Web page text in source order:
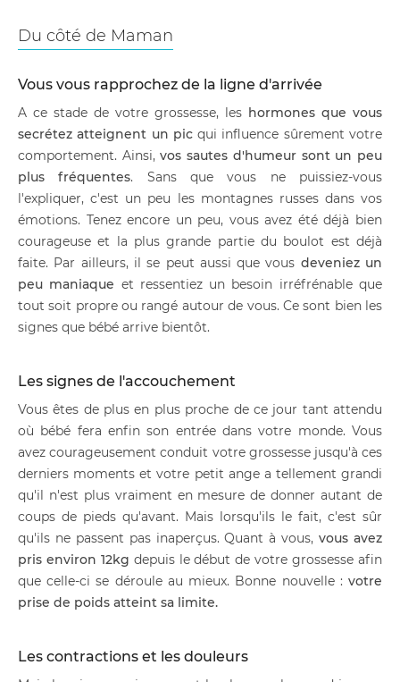
Du côté de Maman
Vous vous rapprochez de la ligne d'arrivée
A ce stade de votre grossesse, les hormones que vous
secrétez atteignent un picqui influence sûrement votre
comportement. Ainsi,vos sautes d'humeur sont un peu
plus fréquentes. Sans que vous ne puissiez-vous
l'expliquer, c'est un peu les montagnes russes dans vos
émotions. Tenez encore un peu, vous avez été déjà bien
courageuse et la plus grande partie du boulot est déjà
faite. Par ailleurs, il se peut aussi que vous deveniez un
peu maniaque et ressentiez un besoin irréfrénable que
tout soit propre ou rangé autour de vous. Ce sont bien les
signes que bébé arrive bientôt.
Les signes de l'accouchement
Vous êtes de plus en plus proche de ce jour tant attendu
où bébé fera enfin son entrée dans votre monde. Vous
avez courageusement conduit votre grossesse jusqu'à ces
derniers moments et votre petit ange a tellement grandi
qu'il n'est plus vraiment en mesure de donner autant de
coups de pieds qu'avant. Mais lorsqu'ils le fait, c'est sûr
qu'ils ne passent pas inaperçus. Quant à vous,vous avez
pris environ 12kg depuis le début de votre grossesse afin
que celle-ci se déroule au mieux. Bonne nouvelle : votre
prise de poids atteint sa limite.
Les contractions et les douleurs